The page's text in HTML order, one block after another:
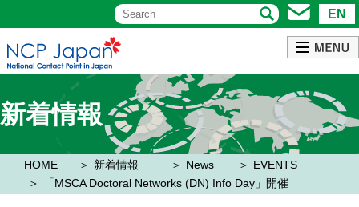
EN
新着情報
HOME 新着情報 News
EVENTS
「MSCA Doctoral Networks (DN) Info Day」開催